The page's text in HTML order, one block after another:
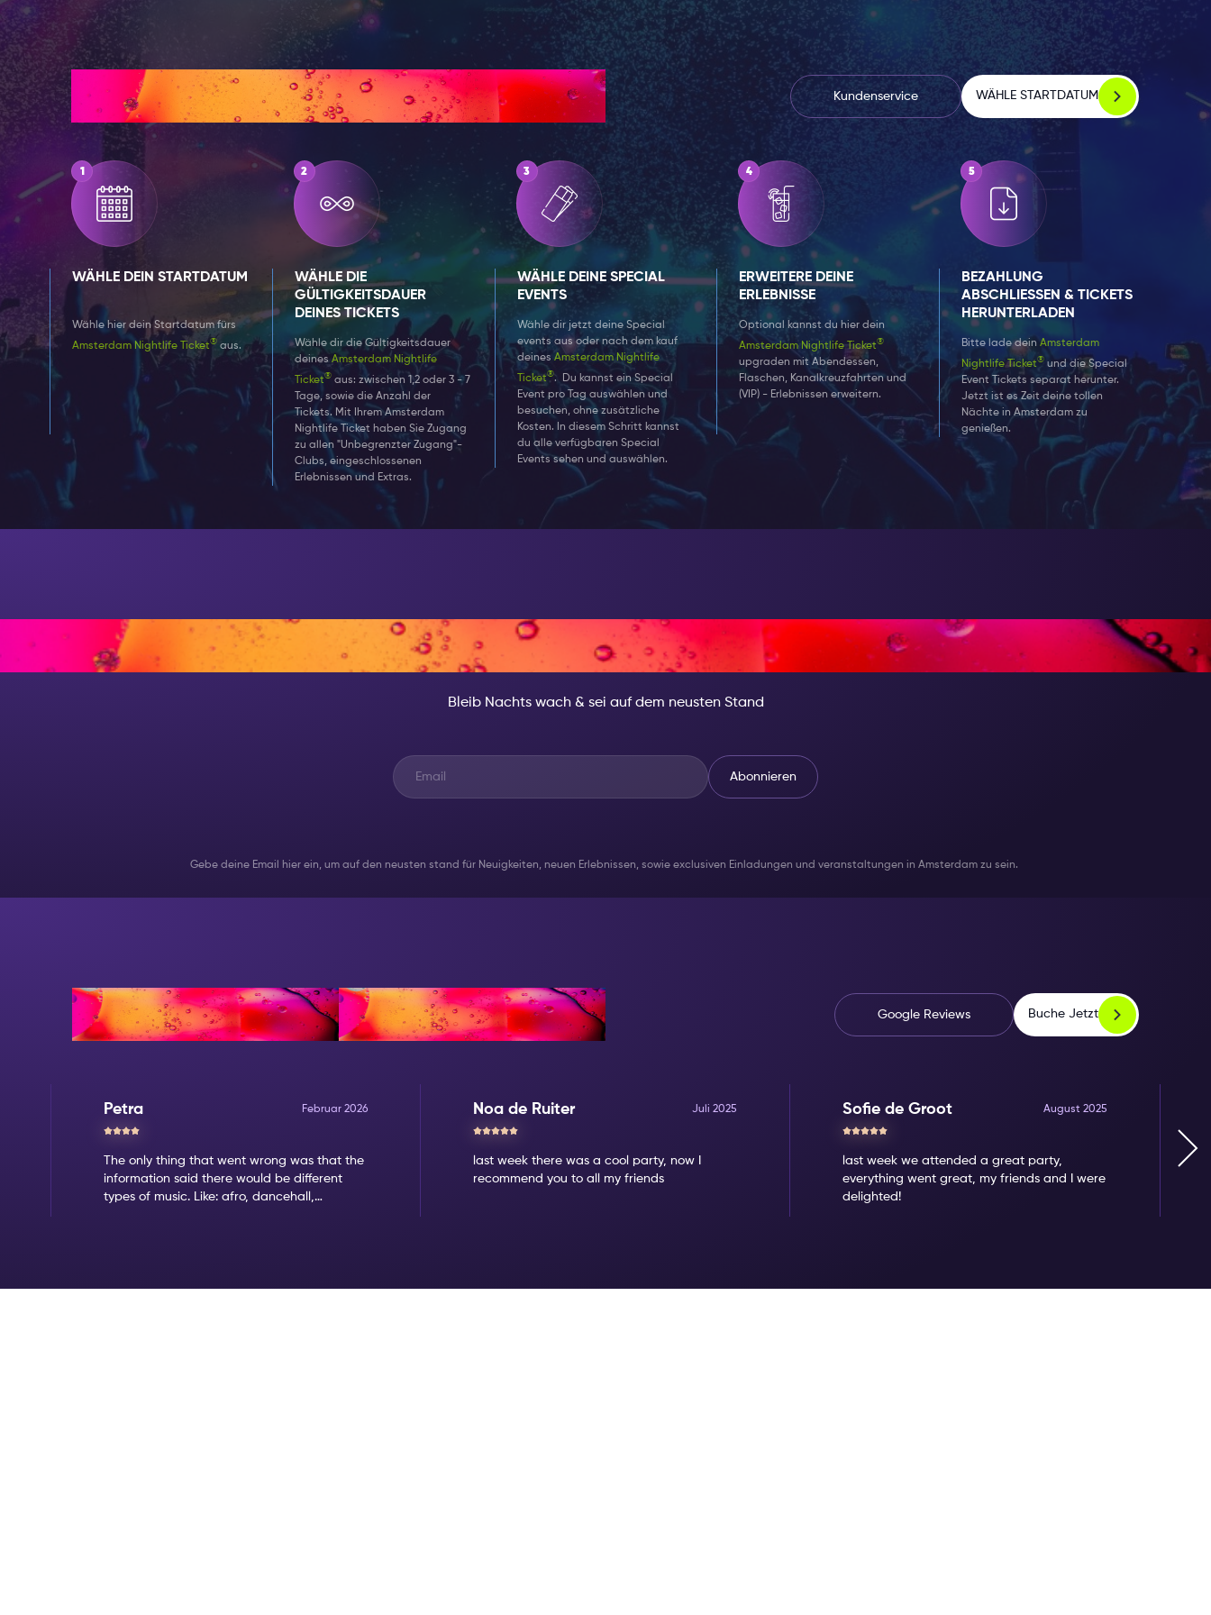
Wie es funktioniert Kundenservice WÄHLE STARTDATUM
WÄHLE DEIN STARTDATUM
Wähle hier dein Startdatum fürs
Amsterdam Nightlife Ticket® aus.
WÄHLE DIE
GÜLTIGKEITSDAUER
DEINES TICKETS
Wähle dir die Gültigkeitsdauer
deines Amsterdam Nightlife
Ticket®aus: zwischen 1,2 oder 3 - 7
Tage, sowie die Anzahl der
Tickets. Mit Ihrem Amsterdam
Nightlife Ticket haben Sie Zugang
zu allen "Unbegrenzter Zugang"-
Clubs, eingeschlossenen
Erlebnissen und Extras.
WÄHLE DEINE SPECIAL
EVENTS
Wähle dir jetzt deine Special
events aus oder nach dem kauf
deines Amsterdam Nightlife
Ticket®.
Du kannst ein Special
Event pro Tag auswählen und
besuchen, ohne zusätzliche
Kosten. In diesem Schritt kannst
du alle verfügbaren Special
Events sehen und auswählen.
ERWEITERE DEINE
ERLEBNISSE
Optional kannst du hier dein
Amsterdam Nightlife Ticket®
upgraden mit Abendessen,
Flaschen, Kanalkreuzfahrten und
(VIP) - Erlebnissen erweitern.
BEZAHLUNG
ABSCHLIESSEN & TICKETS H
ERUNTERLADEN
Bitte lade deinAmsterdam
Nightlife Ticket® und die Special
Event Tickets separat herunter.
Jetzt ist es Zeit deine tollen
Nächte in Amsterdam zu
genießen.
IN DER NACHT, SEI JEMAND BESONDERES
Bleib Nachts wach & sei auf dem neusten Stand
Abonnieren
Gebe deine Email hier ein, um auf den neusten stand für Neuigkeiten, neuen Erlebnissen, sowie exclusiven Einladungen und veranstaltungen in Amsterdam zu sein.
Bewertungen Google Reviews Buche Jetzt
Petra Februar 2026
The only thing that went wrong was that the
information said there would be different
types of music. Like: afro, dancehall,
Noa de Ruiter Juli 2025
last week there was a cool party, now I
recommend you to all my friends
Sofie de Groot August 2025
last week we attended a great party,
everything went great, my friends and I were
delighted!